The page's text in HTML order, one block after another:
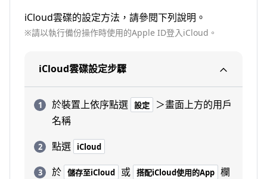
iCloud雲碟的設定方法，請參閱下列說明。
※請以執行備份操作時使用的Apple ID登入iCloud。
iCloud雲碟設定步驟
於裝置上依序點選 設定
＞畫面上方的用戶
名稱
點選
iCloud
於 儲存至iCloud 或 搭配iCloud使用的App 欄